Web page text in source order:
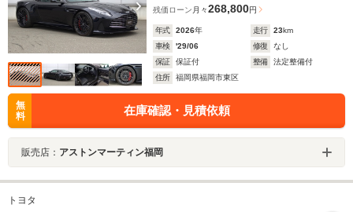
残価ローン 月々268,800円
年式 2026年 走行 23km
車検
'29/06 修復
なし
保証
保証付 整備
法定整備付
住所
福岡県福岡市東区
無
料
在庫確認・見積依頼
販売店： アストンマーティン福岡
トヨタ